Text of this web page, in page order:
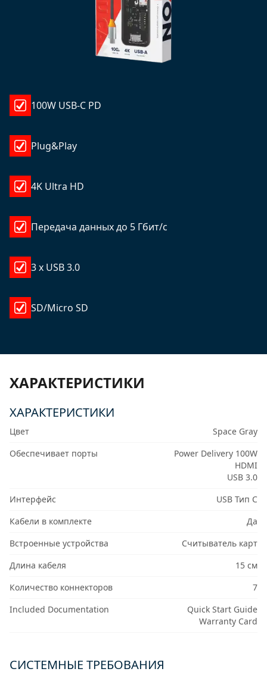
100W USB-C PD
Plug&Play
4K Ultra HD
Передача данных до 5 Гбит/с
3 x USB 3.0
SD/Micro SD
ХАРАКТЕРИСТИКИ
ХАРАКТЕРИСТИКИ
Цвет
Space Gray
Обеспечивает порты
Power Delivery 100W
HDMI
USB 3.0
Интерфейс
USB Тип C
Кабели в комплекте
Да
Встроенные устройства
Считыватель карт
Длина кабеля
15 см
Количество коннекторов
7
Included Documentation
Quick Start Guide
Warranty Card
СИСТЕМНЫЕ ТРЕБОВАНИЯ